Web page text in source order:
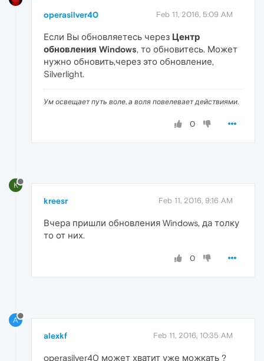
operasilver40 Feb 11, 2016, 5:09 AM
Если Вы обновляетесь через Центр
обновления Windows, то обновитесь. Может
нужно обновить,через это обновление,
Silverlight.
Ум освещает путь воле, а воля повелевает действиями.
0
K
kreesr Feb 11, 2016, 9:16 AM
Вчера пришли обновления Windows, да толку
то от них.
0
A
alexkf Feb 11, 2016, 10:35 AM
operasilver40 может хватит уже можкать ?